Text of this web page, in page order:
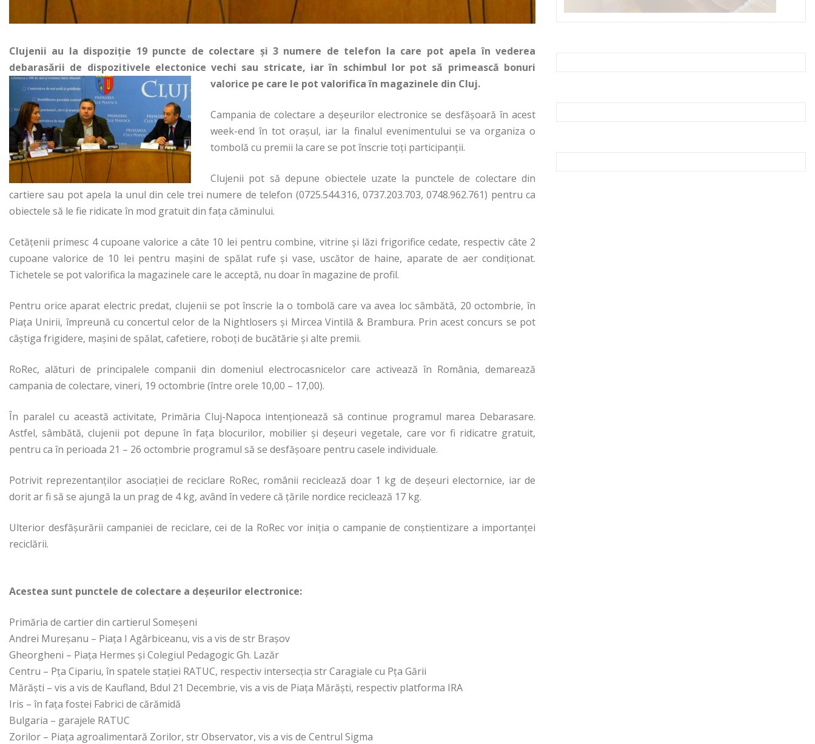
Clujenii au la dispoziție 19 puncte de colectare și 3 numere de telefon la care pot apela în vederea
debarasării de dispozitivele electonice vechi sau stricate, iar în schimbul lor pot să primească bonuri
valorice pe care le pot valorifica în magazinele din Cluj.
Campania de colectare a deșeurilor electronice se desfășoară în acest
week-end în tot orașul, iar la finalul evenimentului se va organiza o
tombolă cu premii la care se pot înscrie toți participanții.
Clujenii pot să depune obiectele uzate la punctele de colectare din
cartiere sau pot apela la unul din cele trei numere de telefon (0725.544.316, 0737.203.703, 0748.962.761) pentru ca
obiectele să le fie ridicate în mod gratuit din fața căminului.
Cetățenii primesc 4 cupoane valorice a câte 10 lei pentru combine, vitrine și lăzi frigorifice cedate, respectiv câte 2
cupoane valorice de 10 lei pentru mașini de spălat rufe și vase, uscător de haine, aparate de aer condiționat.
Tichetele se pot valorifica la magazinele care le acceptă, nu doar în magazine de profil.
Pentru orice aparat electric predat, clujenii se pot înscrie la o tombolă care va avea loc sâmbătă, 20 octombrie, în
Piața Unirii, împreună cu concertul celor de la Nightlosers și Mircea Vintilă & Brambura. Prin acest concurs se pot
câștiga frigidere, mașini de spălat, cafetiere, roboți de bucătărie și alte premii.
RoRec, alături de principalele companii din domeniul electrocasnicelor care activează în România, demarează
campania de colectare, vineri, 19 octombrie (între orele 10,00 – 17,00).
În paralel cu această activitate, Primăria Cluj-Napoca intenționează să continue programul marea Debarasare.
Astfel, sâmbătă, clujenii pot depune în fața blocurilor, mobilier și deșeuri vegetale, care vor fi ridicatre gratuit,
pentru ca în perioada 21 – 26 octombrie programul să se desfășoare pentru casele individuale.
Potrivit reprezentanților asociației de reciclare RoRec, românii reciclează doar 1 kg de deșeuri electornice, iar de
dorit ar fi să se ajungă la un prag de 4 kg, având în vedere că țările nordice reciclează 17 kg.
Ulterior desfășurării campaniei de reciclare, cei de la RoRec vor iniția o campanie de conștientizare a importanței
reciclării.
Acestea sunt punctele de colectare a deșeurilor electronice:
Primăria de cartier din cartierul Someșeni
Andrei Mureșanu – Piața I Agârbiceanu, vis a vis de str Brașov
Gheorgheni – Piața Hermes și Colegiul Pedagogic Gh. Lazăr
Centru – Pța Cipariu, în spatele stației RATUC, respectiv intersecția str Caragiale cu Pța Gării
Mărăști – vis a vis de Kaufland, Bdul 21 Decembrie, vis a vis de Piața Mărăști, respectiv platforma IRA
Iris – în fața fostei Fabrici de cărămidă
Bulgaria – garajele RATUC
Zorilor – Piața agroalimentară Zorilor, str Observator, vis a vis de Centrul Sigma